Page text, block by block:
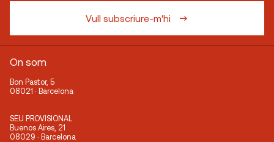
Vull subscriure-m'hi
On som
Bon Pastor, 5
08021 · Barcelona
SEU PROVISIONAL
Buenos Aires, 21
08029 · Barcelona